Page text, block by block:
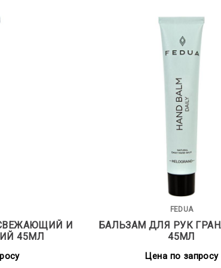
И
45МЛ
FEDUA
БАЛЬЗАМ ДЛЯ РУК
45МЛ
Цена по запросу